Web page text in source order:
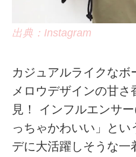
出典：Instagram
カジュアルライクな
メロウデザインの甘
見！ インフルエンサ
っちゃかわいい」と
デに大活躍しそうな一